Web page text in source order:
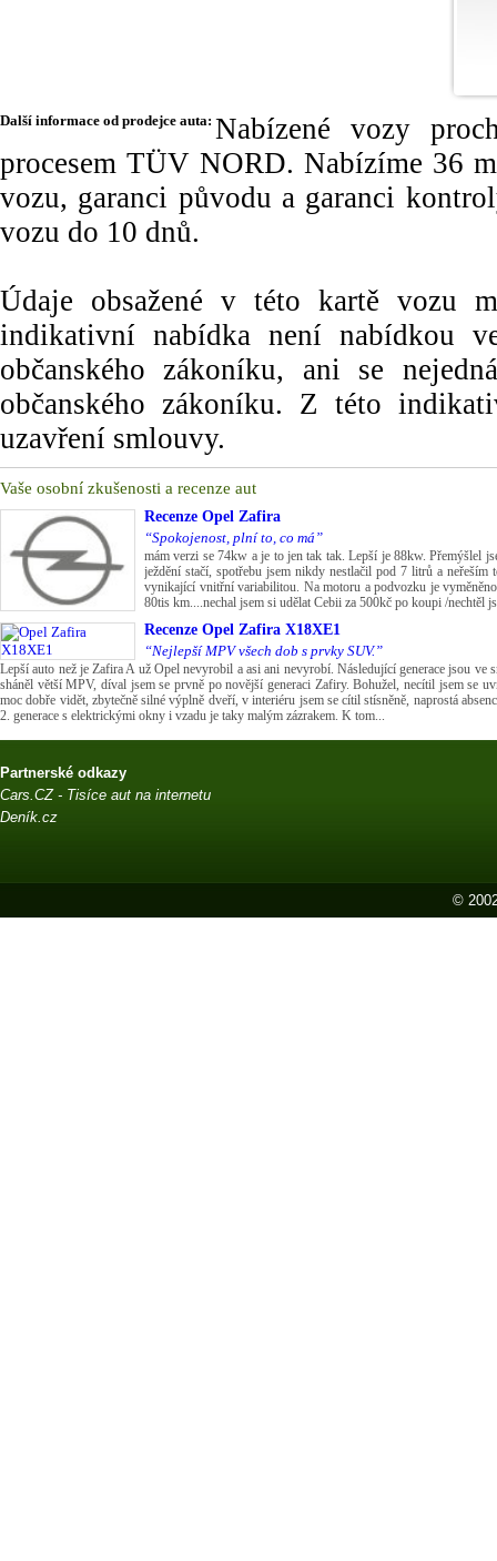
Další informace od prodejce auta: Nabízené vozy
procesem TÜV NORD. Nabízíme 36
vozu, garanci původu a garanci
vozu do 10 dnů.
Údaje obsažené v této kartě vozu
indikativní nabídka není nabídkou
občanského zákoníku, ani se
občanského zákoníku. Z této
uzavření smlouvy.
Vaše osobní zkušenosti a recenze aut
Recenze Opel Zafira
“Spokojenost, plní to, co má”
mám verzi se 74kw a je to jen tak tak. Lepší je 88kw. Přemýšlel
ježdění stačí, spotřebu jsem nikdy nestlačil pod 7 litrů a
vynikající vnitřní variabilitou. Na motoru a podvozku je
80tis km....nechal jsem si udělat Cebii za 500kč po koupi /nechtěl
Recenze Opel Zafira X18XE1
“Nejlepší MPV všech dob s prvky SUV.”
Lepší auto než je Zafira A už Opel nevyrobil a asi ani nevyrobí. Následující generace jsou ve
sháněl větší MPV, díval jsem se prvně po novější generaci Zafiry. Bohužel, necítil jsem se
moc dobře vidět, zbytečně silné výplně dveří, v interiéru jsem se cítil stísněně, naprostá
2. generace s elektrickými okny i vzadu je taky malým zázrakem. K tom...
Partnerské odkazy
Cars.CZ - Tisíce aut na internetu
Deník.cz
©